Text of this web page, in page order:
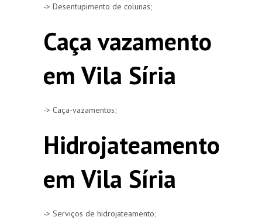
-> Desentupimento de colunas;
Caça vazamento
em Vila Síria
-> Caça-vazamentos;
Hidrojateamento
em Vila Síria
-> Serviços de hidrojateamento;